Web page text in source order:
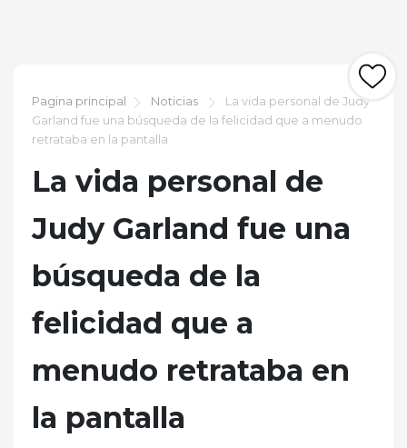
Pagina principal Noticias
La vida personal de Judy
Garland fue una búsqueda de la felicidad que a menudo
retrataba en la pantalla
La vida personal de
Judy Garland fue una
búsqueda de la
felicidad que a
menudo retrataba en
la pantalla